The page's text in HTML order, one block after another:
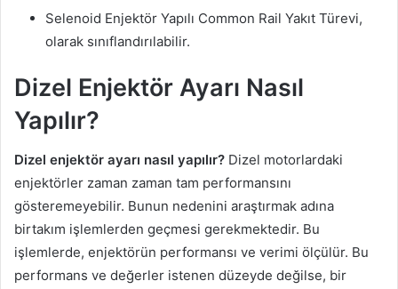
Selenoid Enjektör Yapılı Common Rail Yakıt Türevi,
olarak sınıflandırılabilir.
Dizel Enjektör Ayarı Nasıl
Yapılır?
Dizel enjektör ayarı nasıl yapılır? Dizel motorlardaki
enjektörler zaman zaman tam performansını
gösteremeyebilir. Bunun nedenini araştırmak adına
birtakım işlemlerden geçmesi gerekmektedir. Bu
işlemlerde, enjektörün performansı ve verimi ölçülür. Bu
performans ve değerler istenen düzeyde değilse, bir